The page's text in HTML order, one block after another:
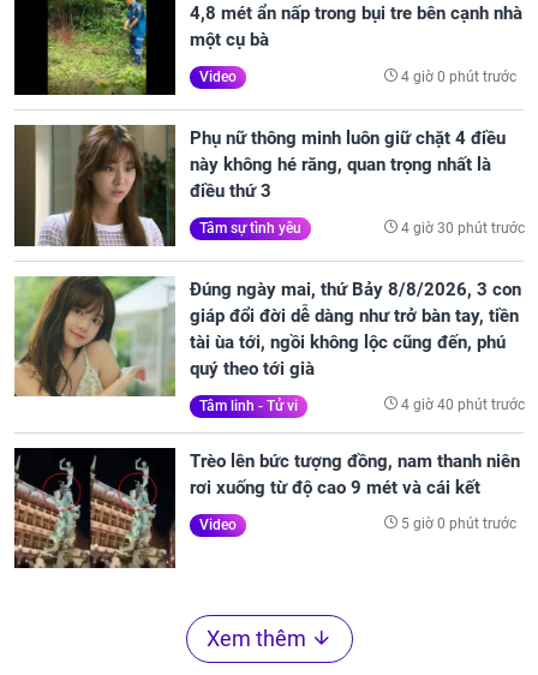
4,8 mét ẩn nấp trong bụi tre bên cạnh nhà
một cụ bà
Video 4 giờ 0 phút trước
Phụ nữ thông minh luôn giữ chặt 4 điều
này không hé răng, quan trọng nhất là
điều thứ 3
Tâm sự tình yêu 4 giờ 30 phút trước
Đúng ngày mai, thứ Bảy 8/8/2026, 3 con
giáp đổi đời dễ dàng như trở bàn tay, tiền
tài ùa tới, ngồi không lộc cũng đến, phú
quý theo tới già
Tâm linh - Tử vi 4 giờ 40 phút trước
Trèo lên bức tượng đồng, nam thanh niên
rơi xuống từ độ cao 9 mét và cái kết
Video 5 giờ 0 phút trước
Xem thêm